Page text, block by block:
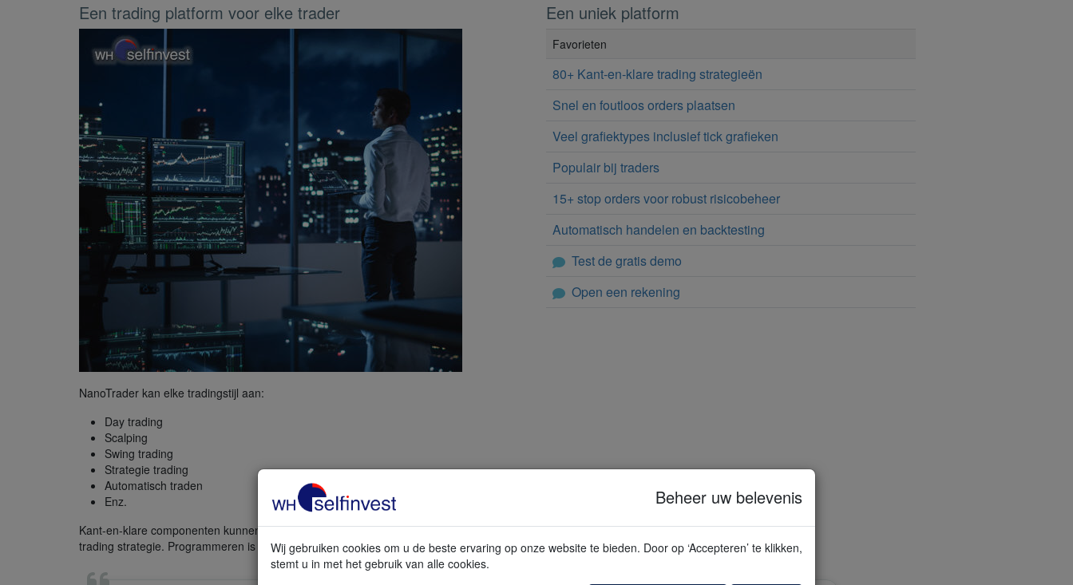
Een trading platform voor elke trader
NanoTrader kan elke tradingstijl aan:
Day trading
Scalping
Swing trading
Strategie trading
Automatisch traden
Enz.
Kant-en-klare componenten kunnen eenvoudig gecombineerd worden in een eigen
trading strategie. Programmeren is niet nodig.
Een uniek platform
Favorieten
80+ Kant-en-klare trading strategieën
Snel en foutloos orders plaatsen
Veel grafiektypes inclusief tick grafieken
Populair bij traders
15+ stop orders voor robust risicobeheer
Automatisch handelen en backtesting
Test de gratis demo
Open een rekening
Beheer uw belevenis
Wij gebruiken cookies om u de beste ervaring op onze website te bieden. Door op ‘Accepteren’ te klikken,
stemt u in met het gebruik van alle cookies.